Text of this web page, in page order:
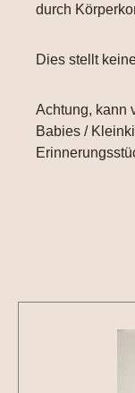
durch
Dies stellt
Achtung, kann
Babies /